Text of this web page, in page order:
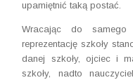
upamiętnić taką postać.
Wracając do samego
reprezentację szkoły
danej szkoły, ojciec i
szkoły, nadto